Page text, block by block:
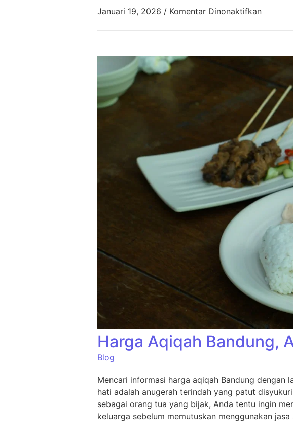
Januari 19, 2026 / Komentar Dinonaktifkanpada
Harga Aqiqah Bandung,
Blog
Mencari informasi harga aqiqah Bandung dengan
hati adalah anugerah terindah yang patut
sebagai orang tua yang bijak, Anda tentu ingin
keluarga sebelum memutuskan menggunakan